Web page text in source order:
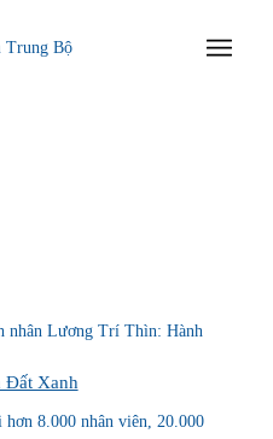
nhân Lương Trí Thìn: Hành
Đất Xanh
hơn 8.000 nhân viên, 20.000